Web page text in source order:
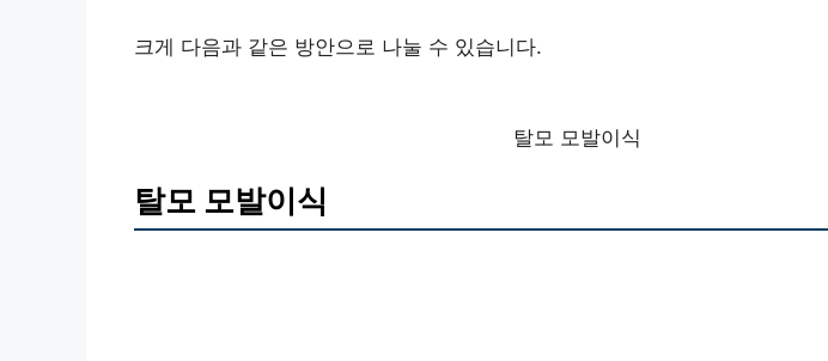
크게 다음과 같은 방안으로 나눌 수 있습니다.
탈모 모발이식
탈모 모발이식